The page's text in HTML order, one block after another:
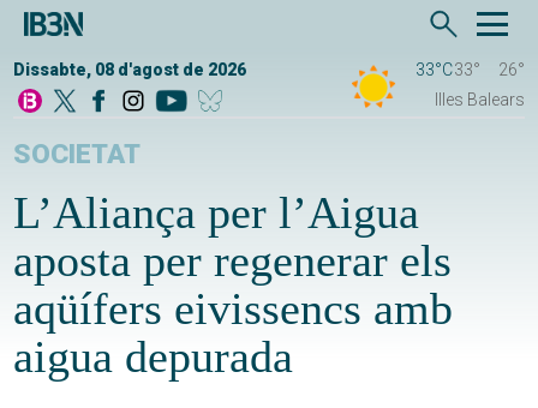
Dissabte, 08 d'agost de 2026 33°C33°
26°
Illes Balears
SOCIETAT
L’Aliança per l’Aigua
aposta per regenerar els
aqüífers eivissencs amb
aigua depurada